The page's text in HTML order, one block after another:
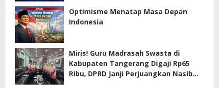
Optimisme Menatap Masa Depan
Indonesia
Miris! Guru Madrasah Swasta di
Kabupaten Tangerang Digaji Rp65
Ribu, DPRD Janji Perjuangkan Nasib